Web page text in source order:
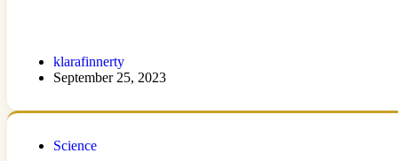
klarafinnerty
September 25, 2023
Science